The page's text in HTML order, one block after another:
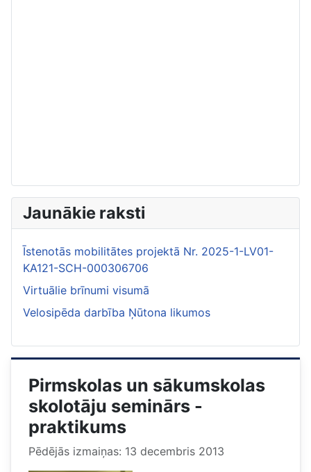
Jaunākie raksti
Īstenotās mobilitātes projektā Nr. 2025-1-LV01-
KA121-SCH-000306706
Virtuālie brīnumi visumā
Velosipēda darbība Ņūtona likumos
Pirmskolas un sākumskolas
skolotāju seminārs -
praktikums
Pēdējās izmaiņas: 13 decembris 2013